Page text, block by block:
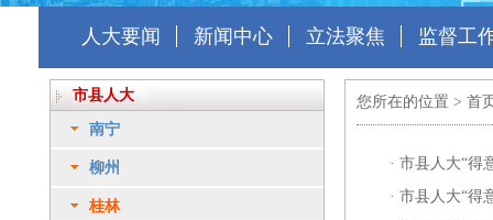
人大要闻 新闻中心 立法聚焦 监督工
市县人大
南宁
柳州
桂林
您所在的位置 > 首
· 市县人大“得
· 市县人大“得